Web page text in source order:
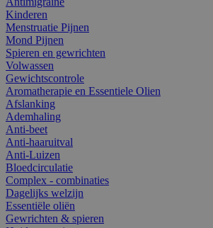
Kinderen
Menstruatie Pijnen
Mond Pijnen
Spieren en gewrichten
Volwassen
Gewichtscontrole
Aromatherapie en Essentiele Olien
Afslanking
Ademhaling
Anti-beet
Anti-haaruitval
Anti-Luizen
Bloedcirculatie
Complex - combinaties
Dagelijks welzijn
Essentiële oliën
Gewrichten & spieren